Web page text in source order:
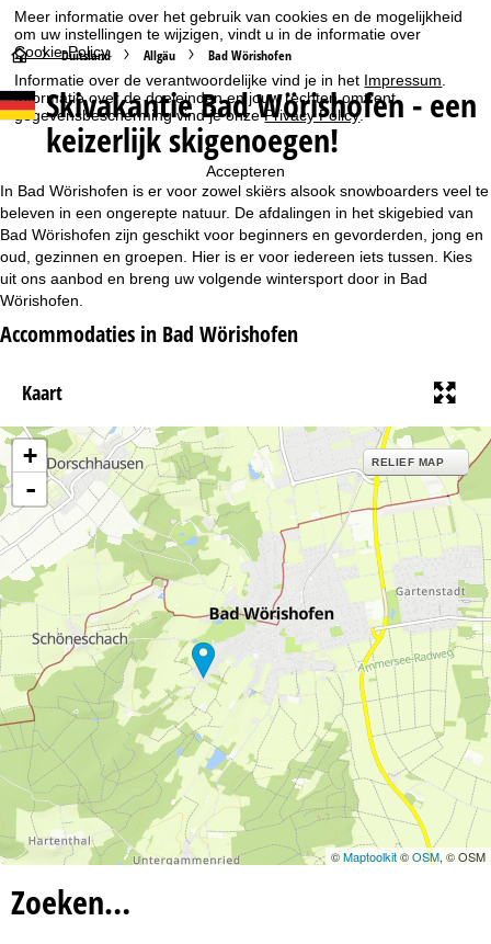
Meer informatie over het gebruik van cookies en de mogelijkheid
om uw instellingen te wijzigen, vindt u in de informatie over
Cookie-Policy.
Informatie over de verantwoordelijke vind je in het Impressum
Informatie over de doeleinden en jouw rechten omtrent
gegevensbescherming vind je onzePrivacy Policy.
Accepteren
S
t
r
t
p
n
a
Duitsland Allgäu Bad Wörishofen
Skivakantie Bad Wörishofen - een
keizerlijk skigenoegen!
In Bad Wörishofen is er voor zowel skiërs alsook snowboarders veel te
beleven in een ongerepte natuur. De afdalingen in het skigebied van
Bad Wörishofen zijn geschikt voor beginners en gevorderden, jong en
oud, gezinnen en groepen. Hier is er voor iedereen iets tussen. Kies
uit ons aanbod en breng uw volgende wintersport door in Bad
Wörishofen.
Accommodaties in Bad Wörishofen
Kaart
+
-
RELIEF MAP
©Maptoolkit©OSM, © OSM
Zoeken…